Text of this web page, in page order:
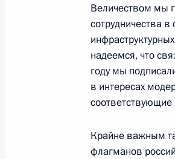
Телефонный
7 сентября 2010
Телефонный
Величеством мы
сотрудничества
надеемся, что
году мы
в интересах
соответствующие
Крайне важным
флагманов